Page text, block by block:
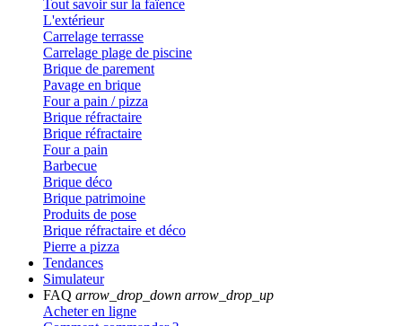
Tout savoir sur la faïence
L'extérieur
Carrelage terrasse
Carrelage plage de piscine
Brique de parement
Pavage en brique
Four a pain / pizza
Brique réfractaire
Brique réfractaire
Four a pain
Barbecue
Brique déco
Brique patrimoine
Produits de pose
Brique réfractaire et déco
Pierre a pizza
Tendances
Simulateur
FAQ arrow_drop_down arrow_drop_up
Acheter en ligne